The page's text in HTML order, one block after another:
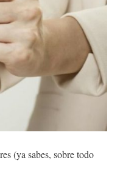
(ya sabes, sobre todo